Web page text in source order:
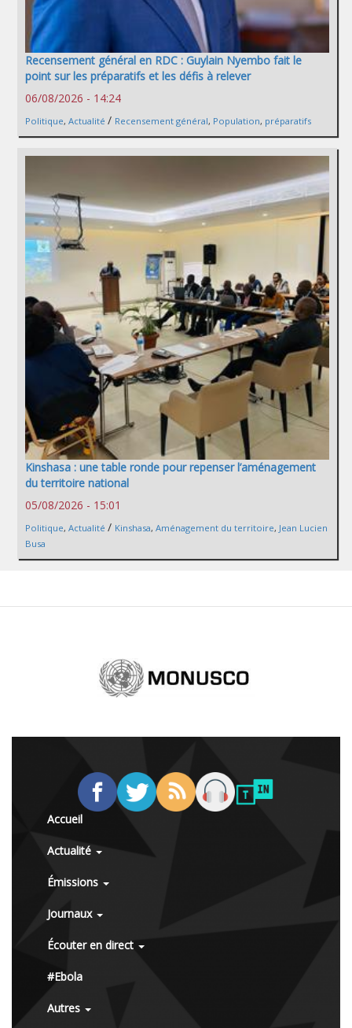
Recensement général en RDC : Guylain Nyembo fait le
point sur les préparatifs et les défis à relever
06/08/2026 - 14:24
Politique, Actualité / Recensement général, Population, préparatifs
Kinshasa : une table ronde pour repenser l’aménagement
du territoire national
05/08/2026 - 15:01
Politique, Actualité / Kinshasa, Aménagement du territoire, Jean Lucien
Busa
Accueil
Actualité
Émissions
Journaux
Écouter en direct
#Ebola
Autres